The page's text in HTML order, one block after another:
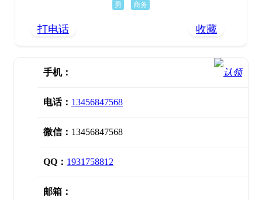
男 商务
打电话 收藏
手机：
电话： 13456847568
微信： 13456847568
QQ： 1931758812
邮箱：